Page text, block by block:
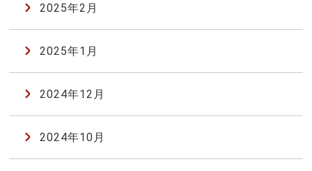
2025年2月
2025年1月
2024年12月
2024年10月